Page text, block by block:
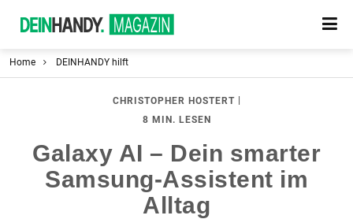
Home DEINHANDY hilft
CHRISTOPHER HOSTERT|
8 MIN. LESEN
Galaxy AI – Dein smarter
Samsung-Assistent im
Alltag